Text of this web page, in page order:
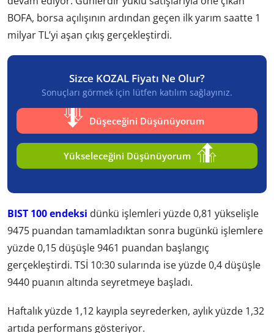
BOFA, borsa açılışının ardından geçen ilk yarım saatte 1
milyar TL’yi aşan çıkış gerçekleştirdi.
Sizce KOZAL Fiyatı Ne Olur?
Sonuçları görmek için lütfen katılım sağlayınız.
Düşeceğini Düşünüyorum
Yükseleceğini Düşünüyorum
BIST 100 endeksi dünkü işlemleri yüzde 0,81 yükselişle
9475 puandan tamamladıktan sonra bugünkü işlemlere
yüzde 0,15 düşüşle 9461 puandan başlangıç
gerçekleştirdi. TSİ 10:30 sularında ise yüzde 0,4 düşüşle
9440 puanın altında seyretmeye başladı.
Haftalık yüzde 1,12 kayıpla seyrederken, aylık yüzde 1,32
artıda performans gösteriyor.